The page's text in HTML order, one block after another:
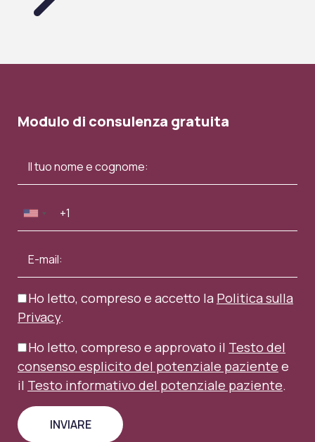
Modulo di consulenza gratuita
Ho letto, compreso e accetto la Politica sulla
Privacy.
Ho letto, compreso e approvato il Testo del
consenso esplicito del potenziale paziente e
il Testo informativo del potenziale paziente.